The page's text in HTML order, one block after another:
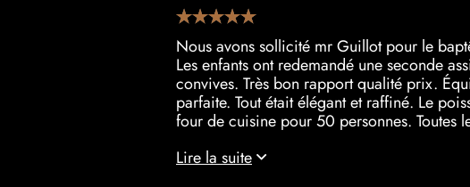
Nous avons sollicité mr Guillot pour le
Les enfants ont redemandé une seconde
convives. Très bon rapport qualité prix.
parfaite. Tout était élégant et raffiné. Le
four de cuisine pour 50 personnes. Toutes
Lire la suite